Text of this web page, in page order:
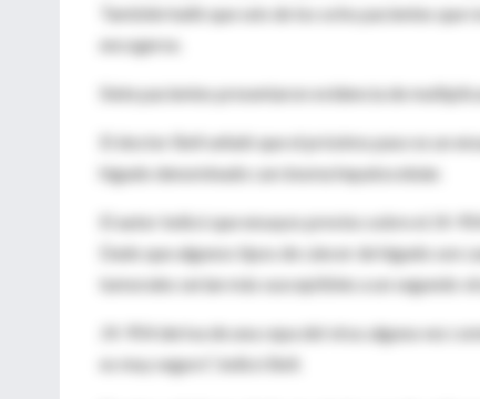
También halló que seis de los ocho pacientes
encogerse.
Siete pacientes presentaron evidencia de
El doctor Bell señaló que el próximo paso es un
hígado denominado carcinoma hepatocelular.
El autor indicó que ensayos previos sobre el JX-
Dado que algunos tipos de cáncer de hígado son
tumorales serían más susceptibles a un segundo
JX-954 deriva de una cepa del virus alguna vez
es muy seguro", indicó Bell.